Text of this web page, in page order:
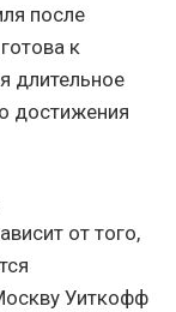
после
к
длительное
достижения
от того,
Уиткофф